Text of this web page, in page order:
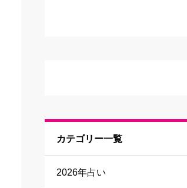
カテゴリー一覧
2026年占い